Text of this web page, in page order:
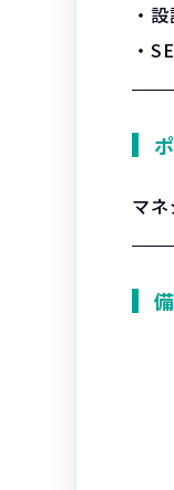
・
・
マ